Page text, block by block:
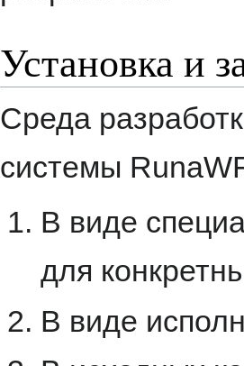
Установка и
Среда
системы
В виде
для
В виде